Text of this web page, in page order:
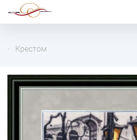
Крестом